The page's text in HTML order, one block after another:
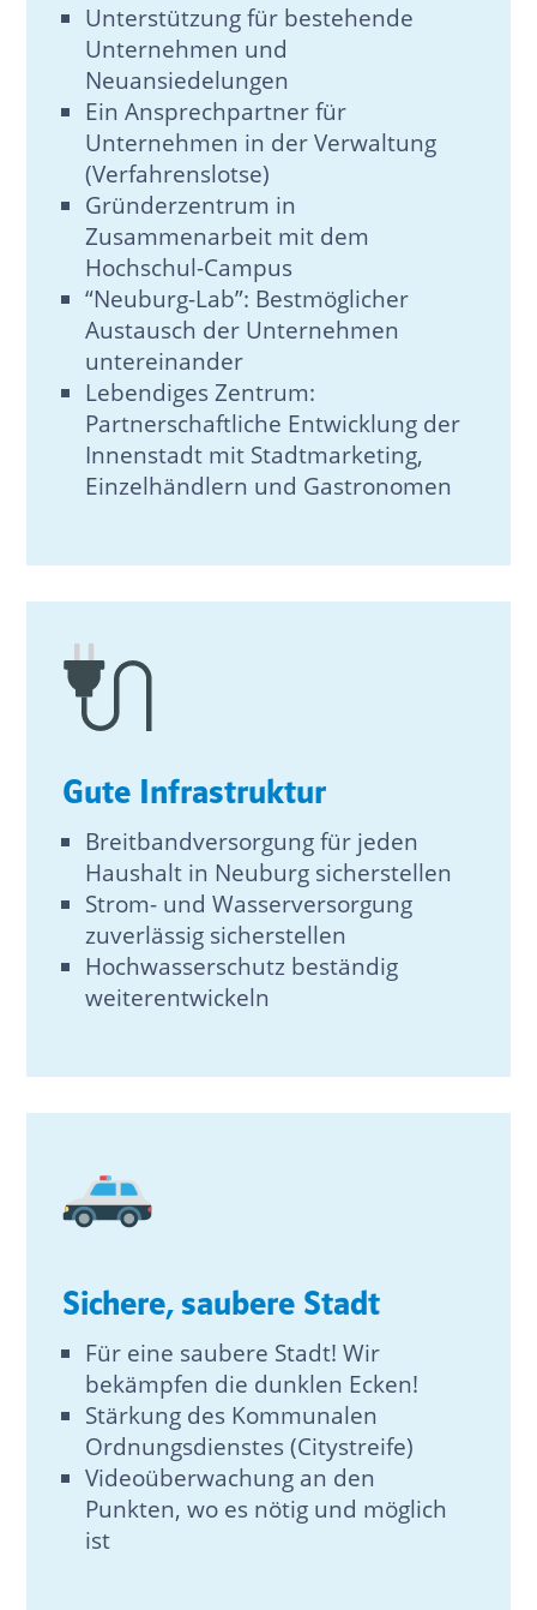
Unterstützung für bestehende
Unternehmen und
Neuansiedelungen
Ein Ansprechpartner für
Unternehmen in der Verwaltung
(Verfahrenslotse)
Gründerzentrum in
Zusammenarbeit mit dem
Hochschul-Campus
“Neuburg-Lab”: Bestmöglicher
Austausch der Unternehmen
untereinander
Lebendiges Zentrum:
Partnerschaftliche Entwicklung der
Innenstadt mit Stadtmarketing,
Einzelhändlern und Gastronomen
Gute Infrastruktur
Breitbandversorgung für jeden
Haushalt in Neuburg sicherstellen
Strom- und Wasserversorgung
zuverlässig sicherstellen
Hochwasserschutz beständig
weiterentwickeln
Sichere, saubere Stadt
Für eine saubere Stadt! Wir
bekämpfen die dunklen Ecken!
Stärkung des Kommunalen
Ordnungsdienstes (Citystreife)
Videoüberwachung an den
Punkten, wo es nötig und möglich
ist